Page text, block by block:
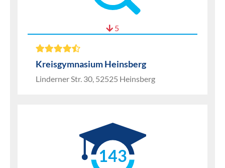
5
Kreisgymnasium Heinsberg
Linderner Str. 30, 52525 Heinsberg
143